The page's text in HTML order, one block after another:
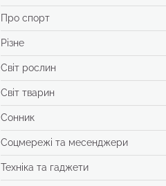
Про спорт
Різне
Світ рослин
Світ тварин
Сонник
Соцмережі та месенджери
Техніка та гаджети